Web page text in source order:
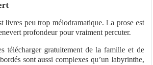
livres peu trop mélodramatique. La prose est
profondeur pour vraiment percuter.
gratuitement de la famille et de
sont aussi complexes qu’un labyrinthe,